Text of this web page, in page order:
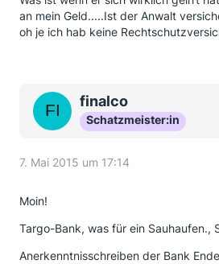
an mein Geld.....Ist der Anwalt
oh je ich hab keine
finalco
Schatzmeister:in
7. Mai 2015 um 17:14
Moin!
Targo-Bank, was für ein Sauhaufen.,
Anerkenntnisschreiben der Bank